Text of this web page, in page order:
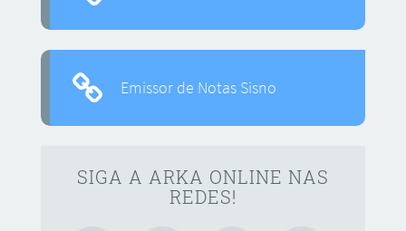
Emissor de Notas Sisno
SIGA A ARKA ONLINE NAS
REDES!